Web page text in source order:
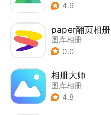
4.9
paper翻页相册
图库相册
0.0
相册大师
图库相册
4.8